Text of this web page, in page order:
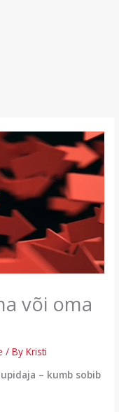
või oma
/ ByKristi
– kumb sobib